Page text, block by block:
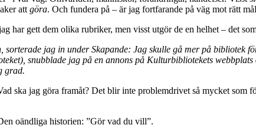
att göra. Och fundera på – är jag fortfarande på väg mot rätt
har gett dem olika rubriker, men visst utgör de en helhet – det
jag in under Skapande: Jag skulle gå mer på bibliotek
snubblade jag på en annons på Kulturbibliotekets
grad.
ska jag göra framåt? Det blir inte problemdrivet så mycket
oändliga historien: ”Gör vad du vill”.